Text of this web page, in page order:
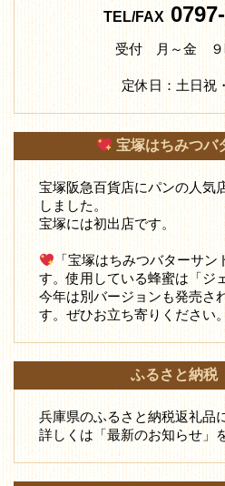
TEL/FAX
受付 月～金 ９
定休日：土日祝
宝塚はちみつバ
宝塚阪急百貨店にパンの人気
しました。
宝塚には初出店です。
「宝塚はちみつバターサン
す。使用している蜂蜜は「ジ
今年は別バージョンも発売さ
す。ぜひお立ち寄りください
ふるさと納
兵庫県のふるさと納税返礼品
詳しくは「最新のお知らせ」